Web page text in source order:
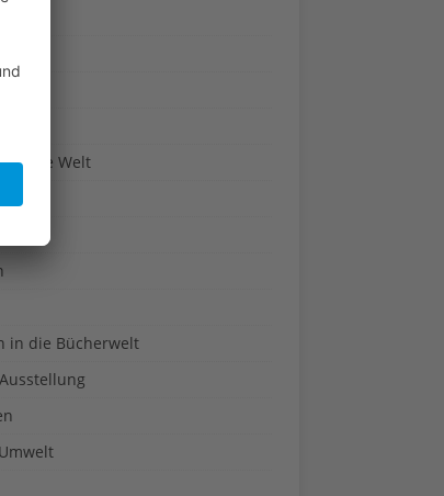
die Welt
in die Bücherwelt